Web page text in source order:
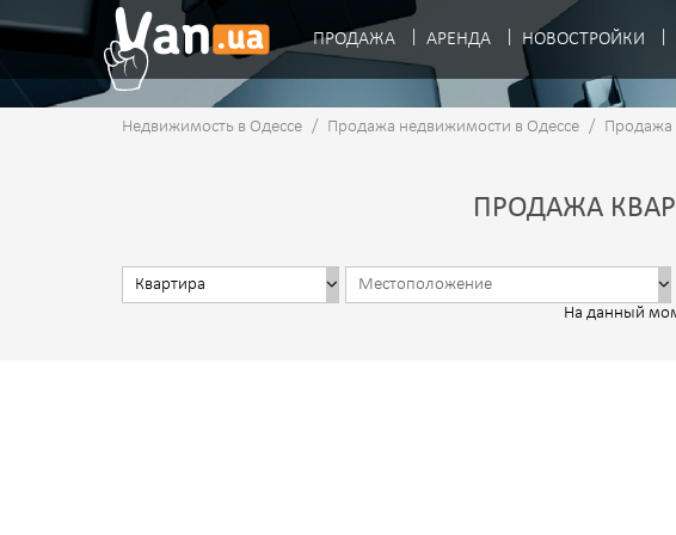
ПРОДАЖА АРЕНДА НОВОСТРОЙКИ
Недвижимость в Одессе / Продажа недвижимости в Одессе / Продажа
ПРОДАЖА
На данный